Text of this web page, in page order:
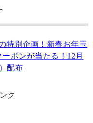
特別企画！新春お年玉
ポンが当たる！12月
配布
ク